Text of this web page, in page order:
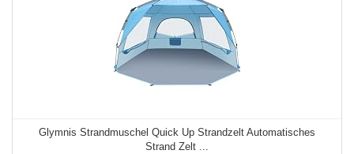
Glymnis Strandmuschel Quick Up Strandzelt Automatisches
Strand Zelt ...